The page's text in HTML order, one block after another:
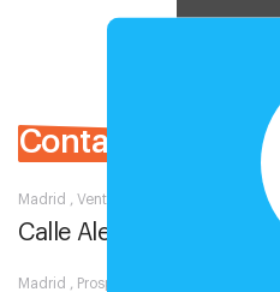
Contacto
Madrid , Ventas
Calle Alejandro
Madrid , Prosperidad